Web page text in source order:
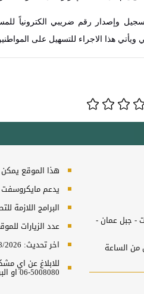
وإصدار رقم ضريبي الكترونياً
ويأتي هذا الاجراء للتسهيل على
- جبل عمان -
من الساعة
هذا الموقع يمكن
يدعم مايكروسفت انترنت
البرامج اللازمة
عدد الزيارات
اخر تحديث: 2026
للابلاغ عن اي
5008080-06 او البريد الالكتروني ncc@nitc.gov.jo